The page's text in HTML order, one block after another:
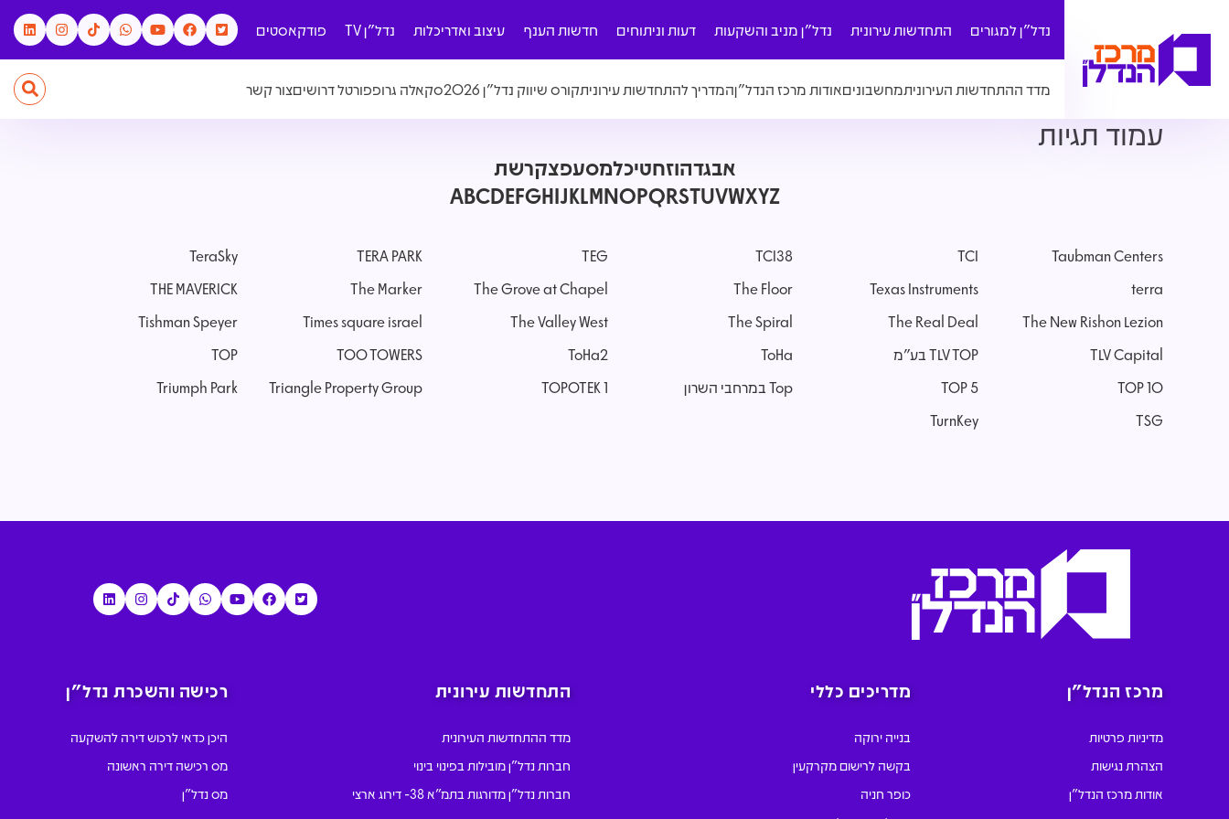
נדל"ן למגורים התחדשות עירונית נדל"ן מניב והשקעות דעות וניתוחים חדשות הענף עיצוב ואדריכלות נדל"ן TV פודקאסטים
מדד ההתחדשות העירוניתמחשבוניםאודות מרכז הנדל"ןהמדריך להתחדשות עירוניתקורס שיווק נדל"ן 2026 סקאלה גרופפורטל דרושיםצור קשר
עמוד תגיות
אבגדהוזחטיכלמסעפצקרשת
ABCDEFGHIJKLMNOPQRSTUVWXYZ
Taubman Centers
TCI
TCI38
TEG
TERA PARK
TeraSky
terra
Texas Instruments
The Floor
The Grove at Chapel
The Marker
THE MAVERICK
The New Rishon Lezion
The Real Deal
The Spiral
The Valley West
Times square israel
Tishman Speyer
TLV Capital
TLV TOP בע"מ ToHa
ToHa2
TOO TOWERS
TOP
TOP 10
TOP 5 Top במרחבי השרון TOPOTEK 1
Triangle Property Group
Triumph Park
TSG
TurnKey
מרכז הנדל״ן
מדיניות פרטיות
הצהרת נגישות
אודות מרכז הנדל"ן
מדריכים כללי
בנייה ירוקה
בקשה לרישום מקרקעין
כופר חניה
התחדשות עירונית
מדד ההתחדשות העירונית
חברות נדל"ן מובילות בפינוי בינוי
חברות נדל"ן מדורגות בתמ"א 38- דירוג ארצי
רכישה והשכרת נדל"ן
היכן כדאי לרכוש דירה להשקעה
מס רכישה דירה ראשונה
מס נדל"ן